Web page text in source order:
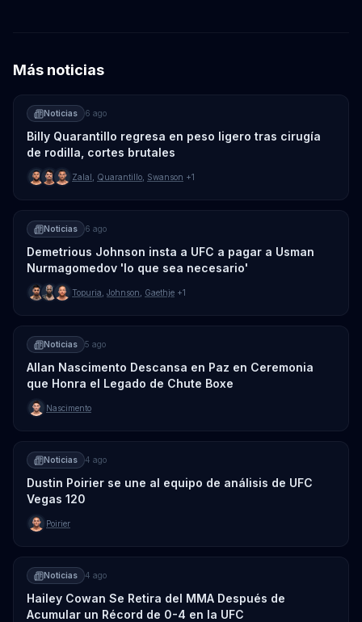
Más noticias
Noticias 6 ago
Billy Quarantillo regresa en peso ligero tras cirugía
de rodilla, cortes brutales
Zalal Quarantillo Swanson +1
Noticias 6 ago
Demetrious Johnson insta a UFC a pagar a Usman
Nurmagomedov 'lo que sea necesario'
Topuria Johnson Gaethje +1
Noticias 5 ago
Allan Nascimento Descansa en Paz en Ceremonia
que Honra el Legado de Chute Boxe
Nascimento
Noticias 4 ago
Dustin Poirier se une al equipo de análisis de UFC
Vegas 120
Poirier
Noticias 4 ago
Hailey Cowan Se Retira del MMA Después de
Acumular un Récord de 0-4 en la UFC